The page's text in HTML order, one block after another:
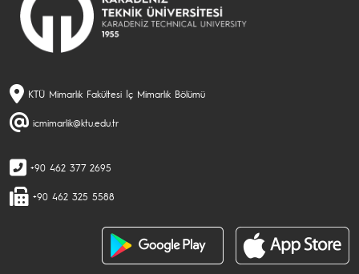
KTÜ Mimarlık Fakültesi İç Mimarlık Bölümü
icmimarlik@ktu.edu.tr
+90 462 377 2695
+90 462 325 5588